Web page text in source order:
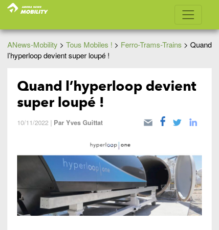
ANews-Mobility > Tous Mobiles ! > Ferro-Trams-Trains > Quand
l’hyperloop devient super loupé !
Quand l’hyperloop devient
super loupé !
10/11/2022 | Par Yves Guittat